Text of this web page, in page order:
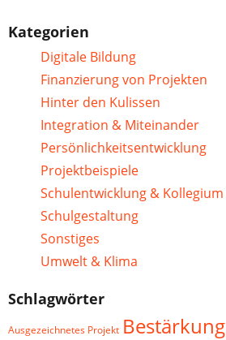
Kategorien
Digitale Bildung
Finanzierung von Projekten
Hinter den Kulissen
Integration & Miteinander
Persönlichkeitsentwicklung
Projektbeispiele
Schulentwicklung & Kollegium
Schulgestaltung
Sonstiges
Umwelt & Klima
Schlagwörter
Ausgezeichnetes Projekt Bestärkung